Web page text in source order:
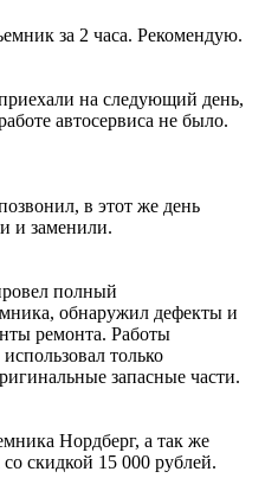
за 2 часа. Рекомендую.
на следующий день,
автосервиса не было.
в этот же день
и заменили.
полный
обнаружил дефекты и
ремонта. Работы
только
запасные части.
Нордберг, а так же
скидкой 15 000 рублей.